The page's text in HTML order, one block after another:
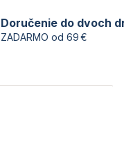
Doručenie do dvoch
ZADARMO od 69 €